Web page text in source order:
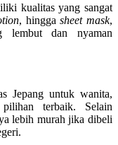
kualitas yang sangat
, hinggasheet mask,
lembut dan nyaman
Jepang untuk wanita,
terbaik. Selain
lebih murah jika dibeli